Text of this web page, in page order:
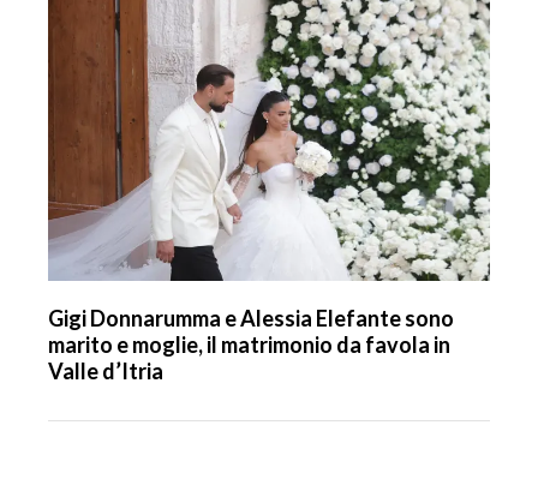
Gigi Donnarumma e Alessia Elefante sono
marito e moglie, il matrimonio da favola in
Valle d’Itria